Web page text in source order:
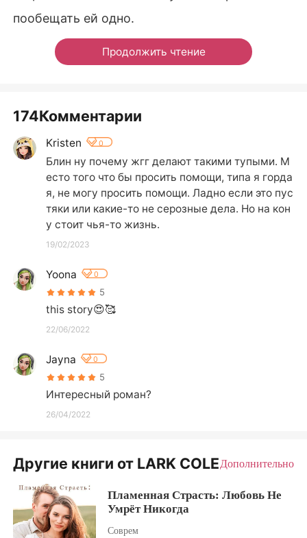
пообещать ей одно.
Продолжить чтение
174Комментарии
Kristen 0
Блин ну почему жгг делают такими тупыми. М
есто того что бы просить помощи, типа я горда
я, не могу просить помощи. Ладно если это пус
тяки или какие-то не серозные дела. Но на кон
у стоит чья-то жизнь.
19/02/2023
Yoona 0
5
this story😍🥰
22/06/2022
Jayna 0
5
Интересный роман?
26/04/2022
Другие книги от LARK COLEДополнительно
Пламенная Страсть: Любовь Не
Умрёт Никогда
Соврем